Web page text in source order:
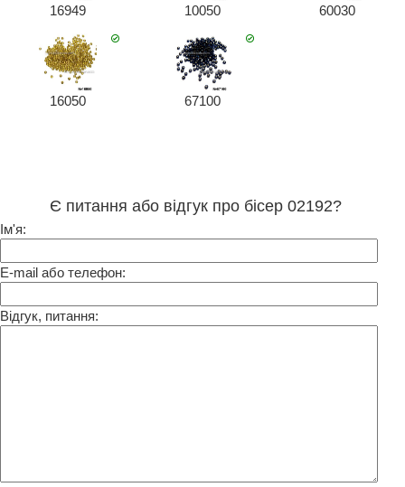
16949 10050 60030
16050 67100
Є питання або відгук про бісер 02192?
Ім'я:
E-mail або телефон:
Відгук, питання: